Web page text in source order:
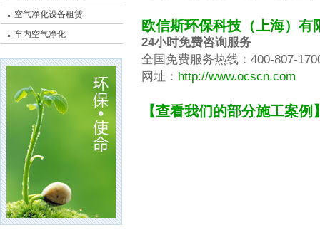
空气净化设备租赁
车内空气净化
欧信斯环保科技（上海）有
24小时免费咨询服务
全国免费服务热线：400-807-
网址： http://www.ocscn.com
【查看我们的部分施工案例